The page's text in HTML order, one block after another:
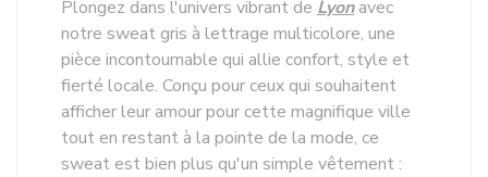
Plongez dans l'univers vibrant de Lyon avec
notre sweat gris à lettrage multicolore, une
pièce incontournable qui allie confort, style et
fierté locale. Conçu pour ceux qui souhaitent
afficher leur amour pour cette magnifique ville
tout en restant à la pointe de la mode, ce
sweat est bien plus qu'un simple vêtement :